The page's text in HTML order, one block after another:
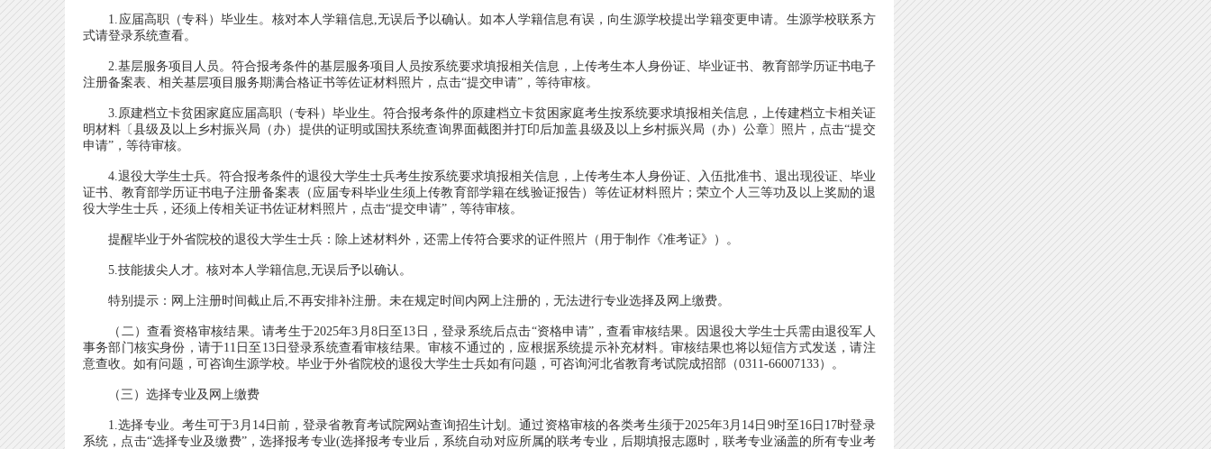
1.应届高职（专科）毕业生。核对本人学籍信息,无误后予以确认。如本人学籍信息有误，向生源学校提出学籍变更申请。生源学校联系方
式请登录系统查看。
2.基层服务项目人员。符合报考条件的基层服务项目人员按系统要求填报相关信息，上传考生本人身份证、毕业证书、教育部学历证书电子
注册备案表、相关基层项目服务期满合格证书等佐证材料照片，点击“提交申请”，等待审核。
3.原建档立卡贫困家庭应届高职（专科）毕业生。符合报考条件的原建档立卡贫困家庭考生按系统要求填报相关信息，上传建档立卡相关证
明材料〔县级及以上乡村振兴局（办）提供的证明或国扶系统查询界面截图并打印后加盖县级及以上乡村振兴局（办）公章〕照片，点击“提交
申请”，等待审核。
4.退役大学生士兵。符合报考条件的退役大学生士兵考生按系统要求填报相关信息，上传考生本人身份证、入伍批准书、退出现役证、毕业
证书、教育部学历证书电子注册备案表（应届专科毕业生须上传教育部学籍在线验证报告）等佐证材料照片；荣立个人三等功及以上奖励的退
役大学生士兵，还须上传相关证书佐证材料照片，点击“提交申请”，等待审核。
提醒毕业于外省院校的退役大学生士兵：除上述材料外，还需上传符合要求的证件照片（用于制作《准考证》）。
5.技能拔尖人才。核对本人学籍信息,无误后予以确认。
特别提示：网上注册时间截止后,不再安排补注册。未在规定时间内网上注册的，无法进行专业选择及网上缴费。
（二）查看资格审核结果。请考生于2025年3月8日至13日，登录系统后点击“资格申请”，查看审核结果。因退役大学生士兵需由退役军人
事务部门核实身份，请于11日至13日登录系统查看审核结果。审核不通过的，应根据系统提示补充材料。审核结果也将以短信方式发送，请注
意查收。如有问题，可咨询生源学校。毕业于外省院校的退役大学生士兵如有问题，可咨询河北省教育考试院成招部（0311-66007133）。
（三）选择专业及网上缴费
1.选择专业。考生可于3月14日前，登录省教育考试院网站查询招生计划。通过资格审核的各类考生须于2025年3月14日9时至16日17时登录
系统，点击“选择专业及缴费”，选择报考专业(选择报考专业后，系统自动对应所属的联考专业，后期填报志愿时，联考专业涵盖的所有专业考